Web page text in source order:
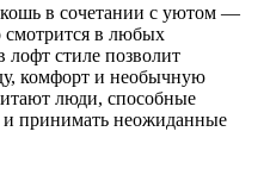
в сочетании с уютом —
смотрится в любых
стиле позволит
комфорт и необычную
люди, способные
и принимать неожиданные